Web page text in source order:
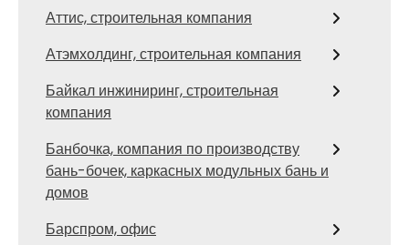
Аттис, строительная компания
Атэмхолдинг, строительная компания
Байкал инжиниринг, строительная
компания
Банбочка, компания по производству
бань-бочек, каркасных модульных бань и
домов
Барспром, офис